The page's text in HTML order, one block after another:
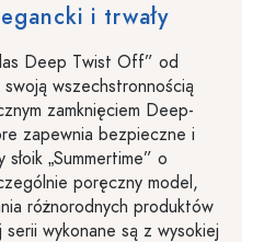
i trwały
Deep Twist Off” od
wszechstronnością
zamknięciem Deep-
zapewnia bezpieczne i
słoik „Summertime” o
poręczny model,
różnorodnych produktów
wykonane są z wysokiej